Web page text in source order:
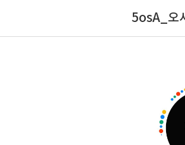
5osA_오